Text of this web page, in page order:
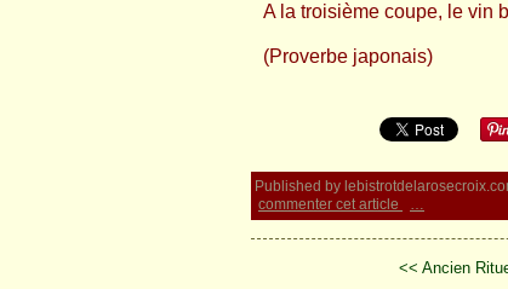
A la troisième coupe, le vin
(Proverbe japonais)
Published by
commenter cet article
…
<< Ancien